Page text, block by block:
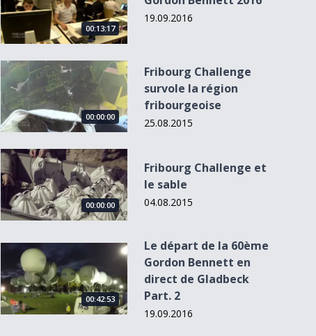
00:13:17
19.09.2016
Fribourg Challenge survole la région fribourgeoise
00:00:00
Fribourg Challenge
survole la région
fribourgeoise
25.08.2015
Fribourg Challenge et le sable
00:00:00
Fribourg Challenge et
le sable
04.08.2015
Le départ de la 60ème Gordon Bennett en direct de
00:42:53
Le départ de la 60ème
Gordon Bennett en
direct de Gladbeck
Part. 2
19.09.2016